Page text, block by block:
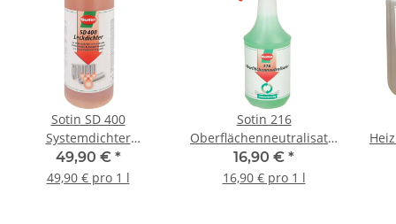
Sotin SD 400
Systemdichter
Leckdichter 1 l 6140-1
49,90 € *
49,90 € pro 1 l
Sotin 216
Oberflächenneutralisator
1 l Handsprayflasche
216-1
16,90 € *
16,90 € pro 1 l